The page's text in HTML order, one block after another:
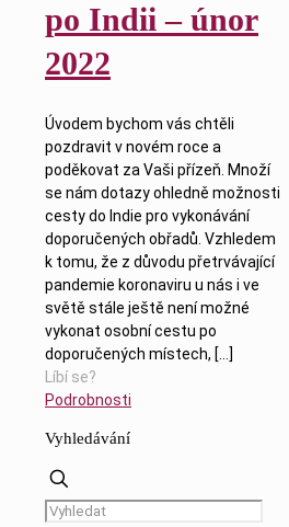
po Indii – únor
2022
Úvodem bychom vás chtěli
pozdravit v novém roce a
poděkovat za Vaši přízeň. Množí
se nám dotazy ohledně možnosti
cesty do Indie pro vykonávání
doporučených obřadů. Vzhledem
k tomu, že z důvodu přetrvávající
pandemie koronaviru u nás i ve
světě stále ještě není možné
vykonat osobní cestu po
doporučených místech, […]
Líbí se?
Podrobnosti
Vyhledávání